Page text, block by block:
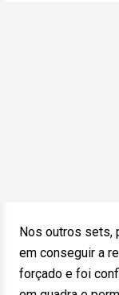
Nos outros sets,
em conseguir a
forçado e foi